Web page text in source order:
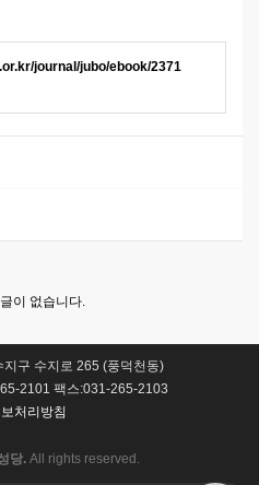
journal/jubo/ebook/2371
이 없습니다.
구 수지로 265 (풍덕천동)
2101 팩스:031-265-2103
처리방침
당. All rights reserved.